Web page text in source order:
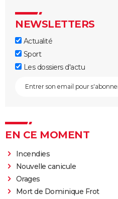
NEWSLETTERS
Actualité
Sport
Les dossiers d'actu
EN CE MOMENT
Incendies
Nouvelle canicule
Orages
Mort de Dominique Frot